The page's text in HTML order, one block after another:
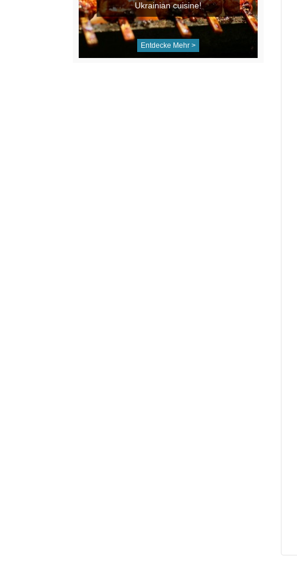
Ukrainian cuisine!
Entdecke Mehr >